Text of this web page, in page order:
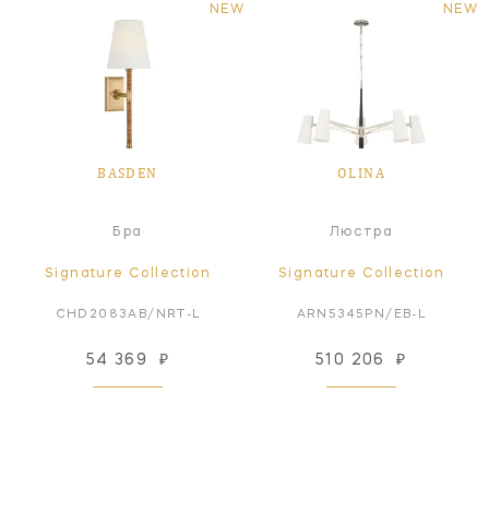
NEW
BASDEN
Бра
Signature Collection
CHD2083AB/NRT-L
54 369 ₽
NEW
OLINA
Люстра
Signature Collection
ARN5345PN/EB-L
510 206 ₽